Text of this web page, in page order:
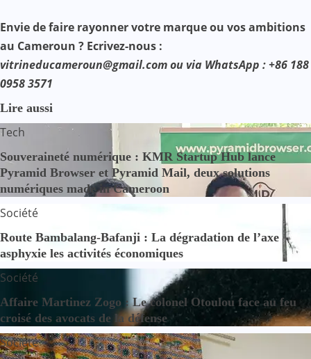
Envie de faire rayonner votre marque ou vos ambitions
au Cameroun ? Ecrivez-nous :
vitrineducameroun@gmail.com ou via WhatsApp : +86 188
0958 3571
Lire aussi
Tech
Souveraineté numérique : KMR Startup Hub lance
Pyramid Browser et Pyramid Mail, deux solutions
numériques made in Cameroon
Société
Route Bambalang-Bafanji : La dégradation de l’axe
asphyxie les activités économiques
Société
Affaire Martinez Zogo : Le colonel Otoulou face au feu
croisé des avocats de la défense
Société